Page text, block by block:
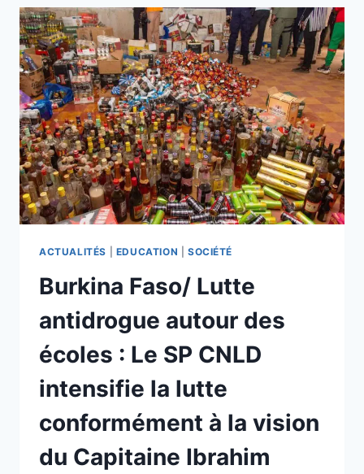
DE
LA
NATION
:
LES
FDS
ET
VDP
ÉCRIVENT
LA
MARCHE
VERS
LA
SOUS
VISION
ÉCLAIRÉE
DU
CAPITAINE
IBRAHIM
TRAORÉ
ACTUALITÉS EDUCATION SOCIÉTÉ
Burkina Faso/ Lutte
antidrogue autour des
écoles : Le SP CNLD
intensifie la lutte
conformément à la vision
du Capitaine Ibrahim